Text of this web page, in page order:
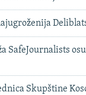
SafeJournalists
Skupštine